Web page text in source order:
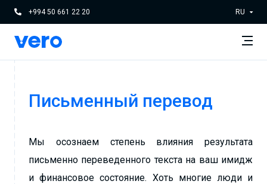
+994 50 661 22 20 RU
Письменный перевод
Мы осознаем степень влияния результата
письменно переведенного текста на ваш имидж
и финансовое состояние. Хоть многие люди и